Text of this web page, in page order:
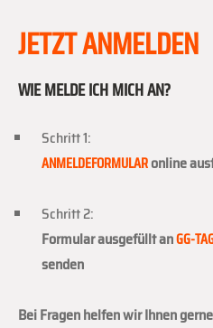
JETZT ANMELDEN
WIE MELDE ICH MICH AN?
Schritt 1:
ANMELDEFORMULARonline
Schritt 2:
Formular ausgefüllt anGG-
senden
Bei Fragen helfen wir Ihnen